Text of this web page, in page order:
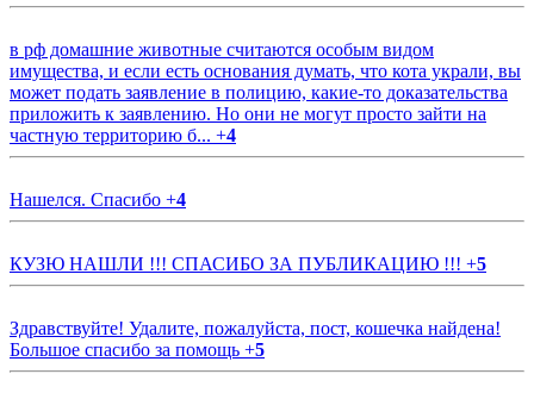
в рф домашние животные считаются особым видом
имущества, и если есть основания думать, что кота украли, вы
может подать заявление в полицию, какие-то доказательства
приложить к заявлению. Но они не могут просто зайти на
частную территорию б... +4
Нашелся. Спасибо +4
КУЗЮ НАШЛИ !!! СПАСИБО ЗА ПУБЛИКАЦИЮ !!! +5
Здравствуйте! Удалите, пожалуйста, пост, кошечка найдена!
Большое спасибо за помощь +5